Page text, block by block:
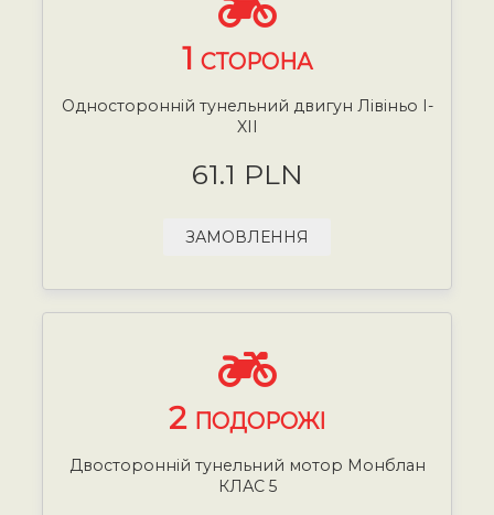
1 СТОРОНА
Односторонній тунельний двигун Лівіньо I-
XII
61.1 PLN
ЗАМОВЛЕННЯ
2 ПОДОРОЖІ
Двосторонній тунельний мотор Монблан
КЛАС 5